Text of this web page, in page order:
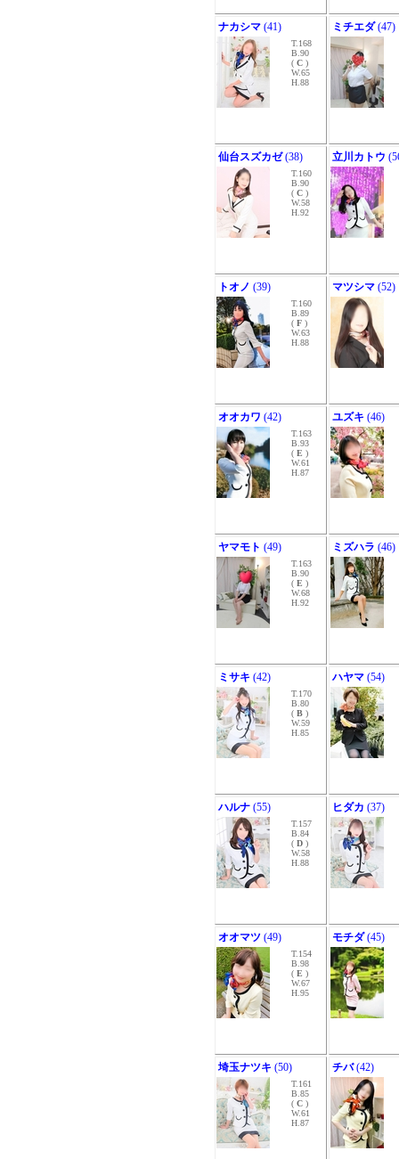
ナカシマ (41)
T.168
B.90
( C )
W.65
H.88
ミチエダ(47)
仙台スズカゼ(38)
T.160
B.90
( C )
W.58
H.92
立川カトウ
トオノ (39)
T.160
B.89
( F )
W.63
H.88
マツシマ (52)
オオカワ (42)
T.163
B.93
( E )
W.61
H.87
ユズキ (46)
ヤマモト (49)
T.163
B.90
( E )
W.68
H.92
ミズハラ (46)
ミサキ (42)
T.170
B.80
( B )
W.59
H.85
ハヤマ (54)
ハルナ (55)
T.157
B.84
( D )
W.58
H.88
ヒダカ (37)
オオマツ (49)
T.154
B.98
( E )
W.67
H.95
モチダ(45)
埼玉ナツキ (50)
T.161
B.85
( C )
W.61
H.87
チバ(42)